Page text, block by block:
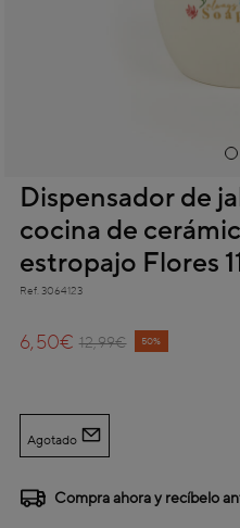
Dispensador de
cocina de
estropajo Flores
Ref. 3064123
Price reduced from
12,99€
to 50%
6,50€
Agotado
Compra ahora y recíbelo